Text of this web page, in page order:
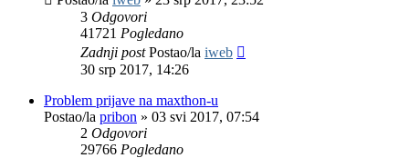
3 Odgovori
41721 Pogledano
Zadnji postPostao/la iweb
30 srp 2017, 14:26
Problem prijave na maxthon-u
Postao/la pribon » 03 svi 2017, 07:54
2 Odgovori
29766 Pogledano